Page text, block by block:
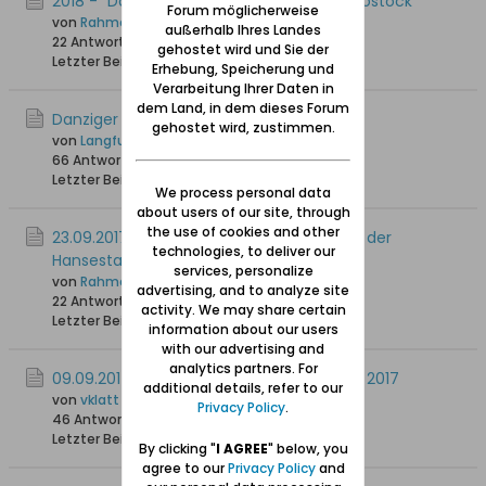
von Rahmenbauer14, + 1.11.2021
22 Antworten
20.618 Hits
0 Likes
Letzter Beitrag
29.05.2018, 11:18
Danziger Treffen in Soest
von Langfuhr43
66 Antworten77.434 Hits0 Likes
Letzter Beitrag
23.09.2017: Diesjähriger "Danzig - Treff“ in der
Hansestadt Rostock
von Rahmenbauer14, + 1.11.2021
22 Antworten13.476 Hits0 Likes
Letzter Beitrag 04.10.2017, 14:31
09.09.2017: Danziger-Treffen in Hamburg 2017
von vklatt
46 Antworten
0 Likes
Letzter Beitrag
12.09.2017, 00:25
Forum möglicherweise
außerhalb Ihres Landes
gehostet wird und Sie der
Erhebung, Speicherung und
Verarbeitung Ihrer Daten in
dem Land, in dem dieses Forum
gehostet wird, zustimmen.
We process personal data
about users of our site, through
the use of cookies and other
technologies, to deliver our
services, personalize
advertising, and to analyze site
activity. We may share certain
information about our users
with our advertising and
analytics partners. For
additional details, refer to our
Privacy Policy.
By clicking "I AGREE" below, you
agree to ourPrivacy Policyand